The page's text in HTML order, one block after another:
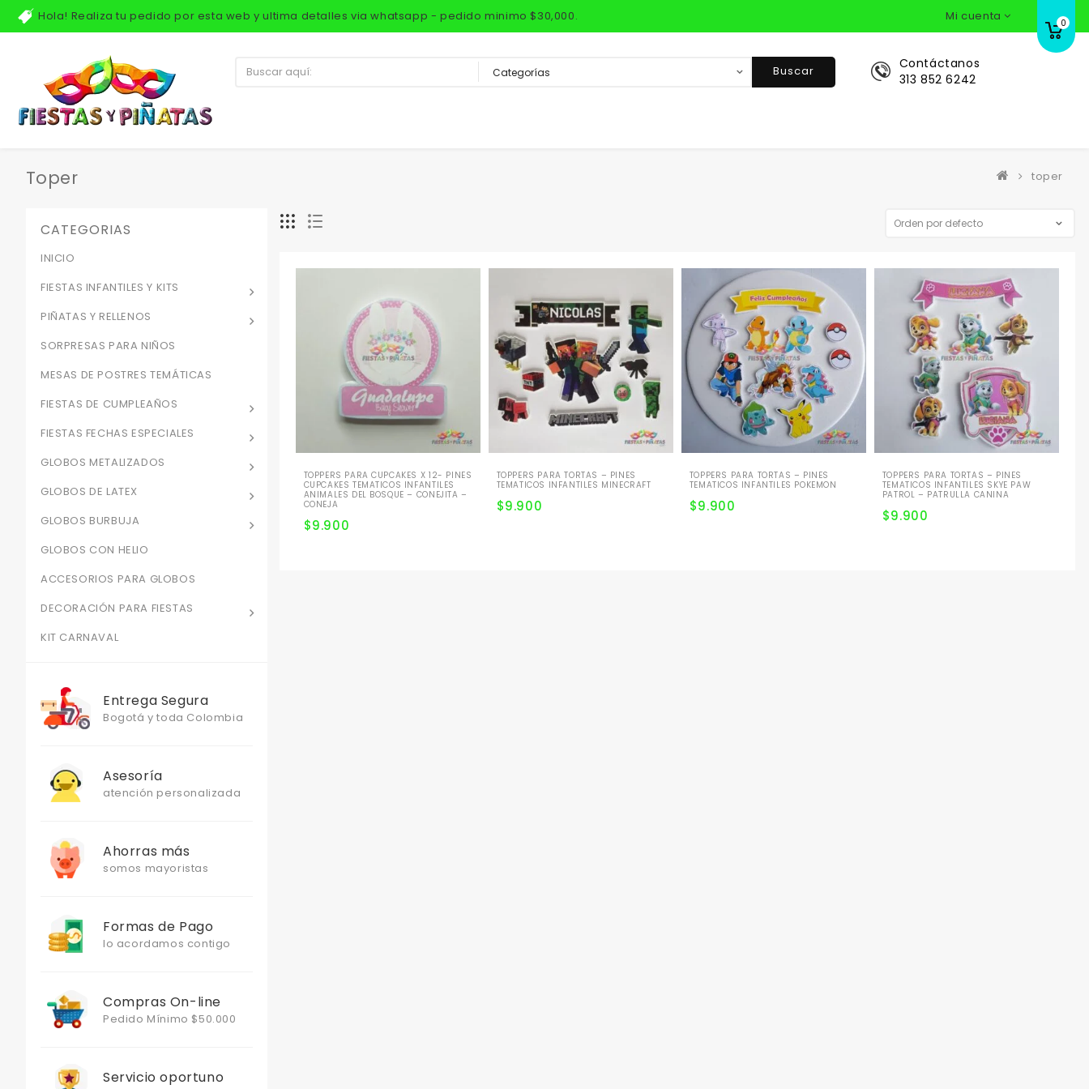
Hola! Realiza tu pedido por esta web y ultima detalles via whatsapp - pedido minimo $30,000. Mi cuenta 0
Contáctanos
313 852 6242
Buscar
Toper toper
TOPPERS PARA CUPCAKES X 12- PINES
CUPCAKES TEMATICOS INFANTILES
ANIMALES DEL BOSQUE – CONEJITA –
CONEJA
$9.900
TOPPERS PARA TORTAS – PINES
TEMATICOS INFANTILES MINECRAFT
$9.900
TOPPERS PARA TORTAS – PINES
TEMATICOS INFANTILES POKEMON
$9.900
TOPPERS PARA TORTAS – PINES
TEMATICOS INFANTILES SKYE PAW
PATROL – PATRULLA CANINA
$9.900
CATEGORIAS
INICIO
FIESTAS INFANTILES Y KITS
PIÑATAS Y RELLENOS
SORPRESAS PARA NIÑOS
MESAS DE POSTRES TEMÁTICAS
FIESTAS DE CUMPLEAÑOS
FIESTAS FECHAS ESPECIALES
GLOBOS METALIZADOS
GLOBOS DE LATEX
GLOBOS BURBUJA
GLOBOS CON HELIO
ACCESORIOS PARA GLOBOS
DECORACIÓN PARA FIESTAS
KIT CARNAVAL
Entrega Segura
Bogotá y toda Colombia
Asesoría
atención personalizada
Ahorras más
somos mayoristas
Formas de Pago
lo acordamos contigo
Compras On-line
Pedido Mínimo $50.000
Servicio oportuno